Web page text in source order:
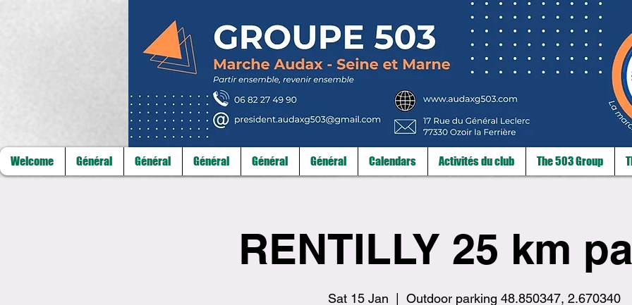
Welcome Général Général Général Général Général Calendars Activités du club The 503 Group
RENTILLY 25 km
Sat 15 Jan Outdoor parking 48.850347, 2.670340